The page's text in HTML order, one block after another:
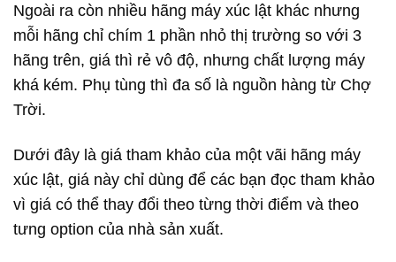
Ngoài ra còn nhiều hãng máy xúc lật khác nhưng
mỗi hãng chỉ chím 1 phần nhỏ thị trường so với 3
hãng trên, giá thì rẻ vô độ, nhưng chất lượng máy
khá kém. Phụ tùng thì đa số là nguồn hàng từ Chợ
Trời.
Dưới đây là giá tham khảo của một vãi hãng máy
xúc lật, giá này chỉ dùng để các bạn đọc tham khảo
vì giá có thể thay đổi theo từng thời điểm và theo
tưng option của nhà sản xuất.